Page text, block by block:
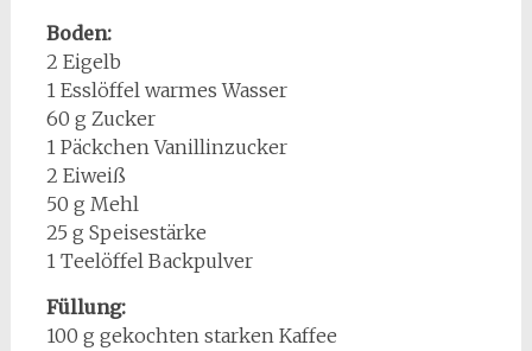
Boden:
2 Eigelb
1 Esslöffel warmes Wasser
60 g Zucker
1 Päckchen Vanillinzucker
2 Eiweiß
50 g Mehl
25 g Speisestärke
1 Teelöffel Backpulver
Füllung:
100 g gekochten starken Kaffee